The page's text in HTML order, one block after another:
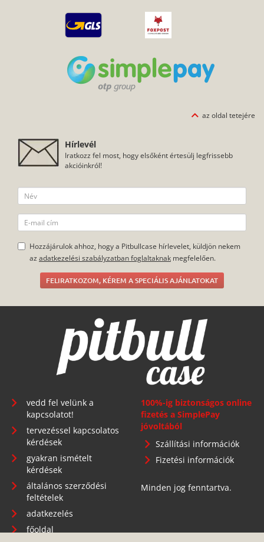
az oldal tetejére
Hírlevél
Iratkozz fel most, hogy elsőként értesülj legfrissebb
akcióinkról!
Hozzájárulok ahhoz, hogy a Pitbullcase hírlevelet, küldjön nekem
az adatkezelési szabályzatban foglaltaknak megfelelően.
FELIRATKOZOM, KÉREM A SPECIÁLIS AJÁNLATOKAT
vedd fel velünk a
kapcsolatot!
tervezéssel kapcsolatos
kérdések
gyakran ismételt
kérdések
általános szerződési
feltételek
adatkezelés
főoldal
100%-ig biztonságos online
fizetés a SimplePay
jóvoltából
Szállítási információk
Fizetési információk
Minden jog fenntartva.